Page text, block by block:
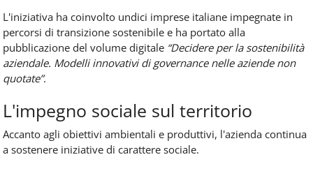
L'iniziativa ha coinvolto undici imprese italiane impegnate in
percorsi di transizione sostenibile e ha portato alla
pubblicazione del volume digitale “Decidere per la sostenibilità
aziendale. Modelli innovativi di governance nelle aziende non
quotate”.
L'impegno sociale sul territorio
Accanto agli obiettivi ambientali e produttivi, l'azienda continua
a sostenere iniziative di carattere sociale.